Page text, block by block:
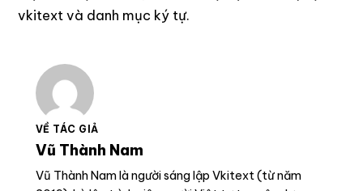
vkitextvà danh mục ký tự.
VỀ TÁC GIẢ
Vũ Thành Nam
Vũ Thành Nam là người sáng lập Vkitext (từ năm